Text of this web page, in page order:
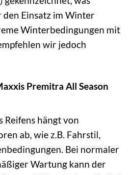
den Einsatz im Winter
Winterbedingungen mit
wir jedoch
Premitra All Season
Reifens hängt von
ab, wie z.B. Fahrstil,
Bei normaler
Wartung kann der